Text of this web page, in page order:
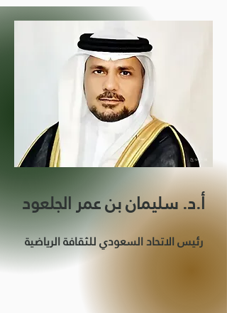
أ.د. سليمان بن عمر الجلعود
رئيس الاتحاد السعودي للثقافة الرياضية